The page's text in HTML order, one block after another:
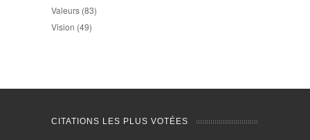
Valeurs (83)
Vision (49)
CITATIONS LES PLUS VOTÉES